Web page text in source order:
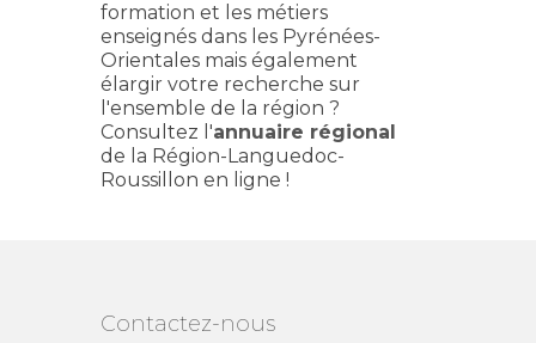
formation et les métiers
enseignés dans les Pyrénées-
Orientales mais également
élargir votre recherche sur
l'ensemble de la région ?
Consultez l'annuaire régional
de la Région-Languedoc-
Roussillon en ligne !
Contactez-nous